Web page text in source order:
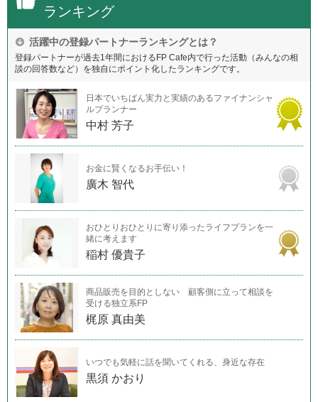
ランキング
活躍中の登録パートナーランキングとは？
登録パートナーが過去1年間におけるFP Cafe内で行った活動（みんなの相
談の回答数など）を独自にポイント化したランキングです。
日本でいちばん実力と実績のあるファイナンシャ
ルプランナー
中村 芳子
お金に賢くなるお手伝い！
廣木 智代
おひとりおひとりに寄り添ったライフプランを一
緒に考えます
稲村 優貴子
商品販売を目的としない 顧客側に立って相談を
受ける独立系FP
梶原 真由美
いつでも気軽に話を聞いてくれる、身近な存在
黒須 かおり